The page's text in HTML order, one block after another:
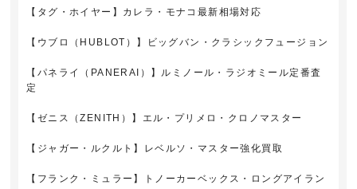
【タグ・ホイヤー】カレラ・モナコ最新相場対応
【ウブロ（HUBLOT）】ビッグバン・クラシックフュージョン
【パネライ（PANERAI）】ルミノール・ラジオミール定番査
定
【ゼニス（ZENITH）】エル・プリメロ・クロノマスター
【ジャガー・ルクルト】レベルソ・マスター強化買取
【フランク・ミュラー】トノーカーベックス・ロングアイラン